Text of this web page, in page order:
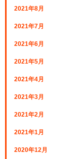
2021年8月
2021年7月
2021年6月
2021年5月
2021年4月
2021年3月
2021年2月
2021年1月
2020年12月